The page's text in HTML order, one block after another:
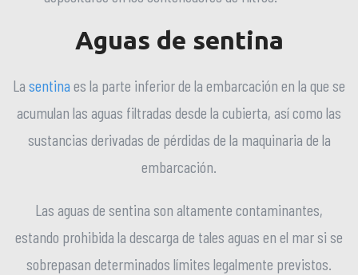
Aguas de sentina
La sentina es la parte inferior de la embarcación en la que se
acumulan las aguas filtradas desde la cubierta, así como las
sustancias derivadas de pérdidas de la maquinaria de la
embarcación.
Las aguas de sentina son altamente contaminantes,
estando prohibida la descarga de tales aguas en el mar si se
sobrepasan determinados límites legalmente previstos.